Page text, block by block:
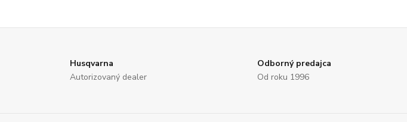
Husqvarna
Autorizovaný dealer
Odborný predajca
Od roku 1996